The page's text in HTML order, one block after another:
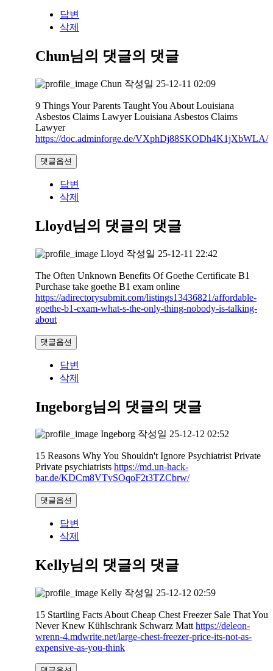
답변
삭제
Chun님의 댓글의 댓글
Chun 작성일 25-12-11 02:09
9 Things Your Parents Taught You About Louisiana
Asbestos Claims Lawyer Louisiana Asbestos Claims
Lawyer
https://doc.adminforge.de/VXphDj88SKODh4K1jXbWLA/
댓글옵션
답변
삭제
Lloyd님의 댓글의 댓글
Lloyd 작성일 25-12-11 22:42
The Often Unknown Benefits Of Goethe Certificate B1
Purchase take goethe B1 exam online
https://adirectorysubmit.com/listings13436821/affordable-
goethe-b1-exam-what-s-the-only-thing-nobody-is-talking-
about
댓글옵션
답변
삭제
Ingeborg님의 댓글의 댓글
Ingeborg 작성일 25-12-12 02:52
15 Reasons Why You Shouldn't Ignore Psychiatrist Private
Private psychiatrists https://md.un-hack-
bar.de/KDCm8VTvSOqoF2t3TZCbrw/
댓글옵션
답변
삭제
Kelly님의 댓글의 댓글
Kelly 작성일 25-12-12 02:59
15 Startling Facts About Cheap Chest Freezer Sale That You
Never Knew Kühlschrank Schwarz Matt https://deleon-
wrenn-4.mdwrite.net/large-chest-freezer-price-its-not-as-
expensive-as-you-think